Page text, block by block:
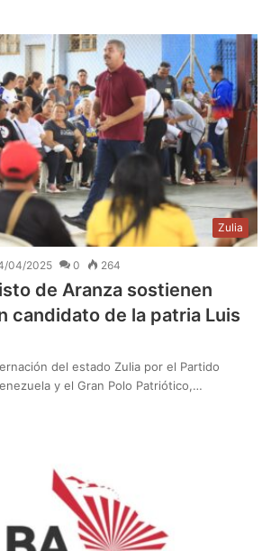
Zulia
04/2025 0 264
de Aranza sostienen
candidato de la patria Luis
del estado Zulia por el Partido
y el Gran Polo Patriótico,…